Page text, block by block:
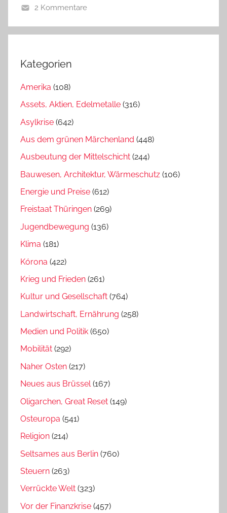
2 Kommentare
Kategorien
Amerika (108)
Assets, Aktien, Edelmetalle (316)
Asylkrise (642)
Aus dem grünen Märchenland (448)
Ausbeutung der Mittelschicht (244)
Bauwesen, Architektur, Wärmeschutz (106)
Energie und Preise (612)
Freistaat Thüringen (269)
Jugendbewegung (136)
Klima (181)
Kórona (422)
Krieg und Frieden (261)
Kultur und Gesellschaft (764)
Landwirtschaft, Ernährung (258)
Medien und Politik (650)
Mobilität (292)
Naher Osten (217)
Neues aus Brüssel(167)
Oligarchen, Great Reset (149)
Osteuropa (541)
Religion (214)
Seltsames aus Berlin (760)
Steuern (263)
Verrückte Welt (323)
Vor der Finanzkrise (457)